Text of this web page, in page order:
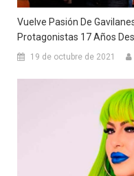
Vuelve Pasión De
Protagonistas 17 Años
19 de octubre de 2021